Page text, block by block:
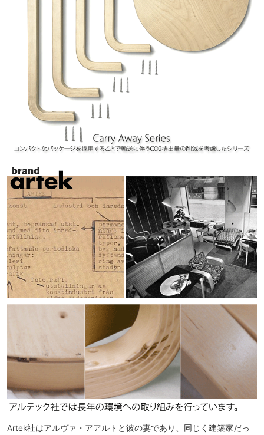
Artek社はアルヴァ・アアルトと彼の妻であり、同じく建築家だっ